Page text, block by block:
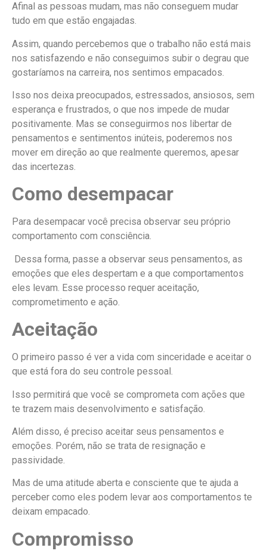
Afinal as pessoas mudam, mas não conseguem mudar
tudo em que estão engajadas.
Assim, quando percebemos que o trabalho não está mais
nos satisfazendo e não conseguimos subir o degrau que
gostaríamos na carreira, nos sentimos empacados.
Isso nos deixa preocupados, estressados, ansiosos, sem
esperança e frustrados, o que nos impede de mudar
positivamente. Mas se conseguirmos nos libertar de
pensamentos e sentimentos inúteis, poderemos nos
mover em direção ao que realmente queremos, apesar
das incertezas.
Como desempacar
Para desempacar você precisa observar seu próprio
comportamento com consciência.
Dessa forma, passe a observar seus pensamentos, as
emoções que eles despertam e a que comportamentos
eles levam. Esse processo requer aceitação,
comprometimento e ação.
Aceitação
O primeiro passo é ver a vida com sinceridade e aceitar o
que está fora do seu controle pessoal.
Isso permitirá que você se comprometa com ações que
te trazem mais desenvolvimento e satisfação.
Além disso, é preciso aceitar seus pensamentos e
emoções. Porém, não se trata de resignação e
passividade.
Mas de uma atitude aberta e consciente que te ajuda a
perceber como eles podem levar aos comportamentos te
deixam empacado.
Compromisso